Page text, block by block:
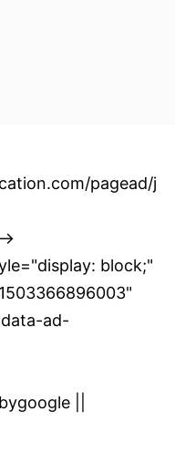
pagead/j
>
block;"
ad-
||